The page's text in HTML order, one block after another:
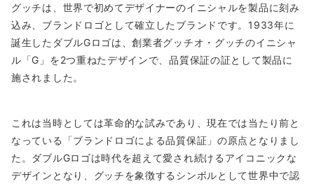
グッチは、世界で初めてデザイナーのイニシャルを製品に刻み
込み、ブランドロゴとして確立したブランドです。1933年に
誕生したダブルGロゴは、創業者グッチオ・グッチのイニシャ
ル「G」を2つ重ねたデザインで、品質保証の証として製品に
施されました。
これは当時としては革命的な試みであり、現在では当たり前と
なっている「ブランドロゴによる品質保証」の原点となりまし
た。ダブルGロゴは時代を超えて愛され続けるアイコニックな
デザインとなり、グッチを象徴するシンボルとして世界中で認